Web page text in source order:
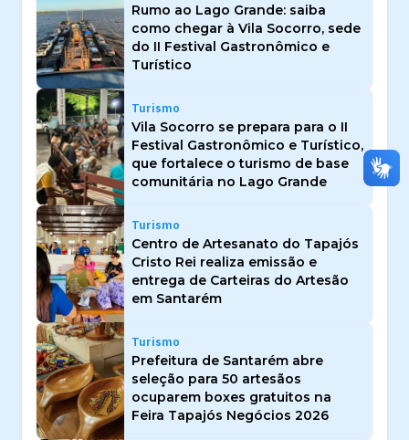
Rumo ao Lago Grande: saiba
como chegar à Vila Socorro, sede
do II Festival Gastronômico e
Turístico
Turismo
Vila Socorro se prepara para o II
Festival Gastronômico e Turístico,
que fortalece o turismo de base
comunitária no Lago Grande
Turismo
Centro de Artesanato do Tapajós
Cristo Rei realiza emissão e
entrega de Carteiras do Artesão
em Santarém
Turismo
Prefeitura de Santarém abre
seleção para 50 artesãos
ocuparem boxes gratuitos na
Feira Tapajós Negócios 2026